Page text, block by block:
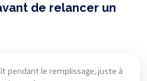
de relancer un
pendant le remplissage, juste à